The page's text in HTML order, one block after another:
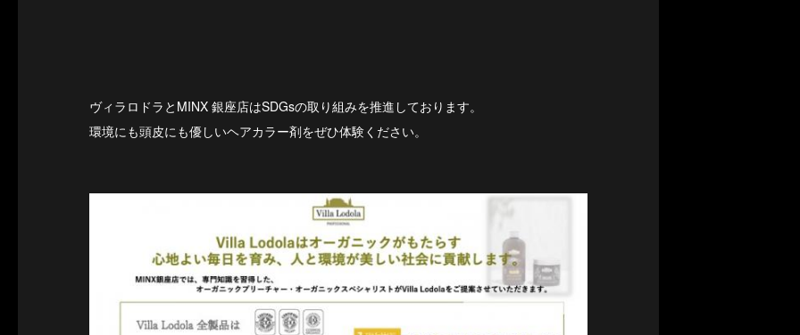
ヴィラロドラとMINX 銀座店はSDGsの取り組みを推進しております。
環境にも頭皮にも優しいヘアカラー剤をぜひ体験ください。